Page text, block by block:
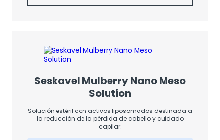
Seskavel Mulberry Nano Meso
Solution
Solución estéril con activos liposomados destinada a
la reducción de la pérdida de cabello y cuidado
capilar.